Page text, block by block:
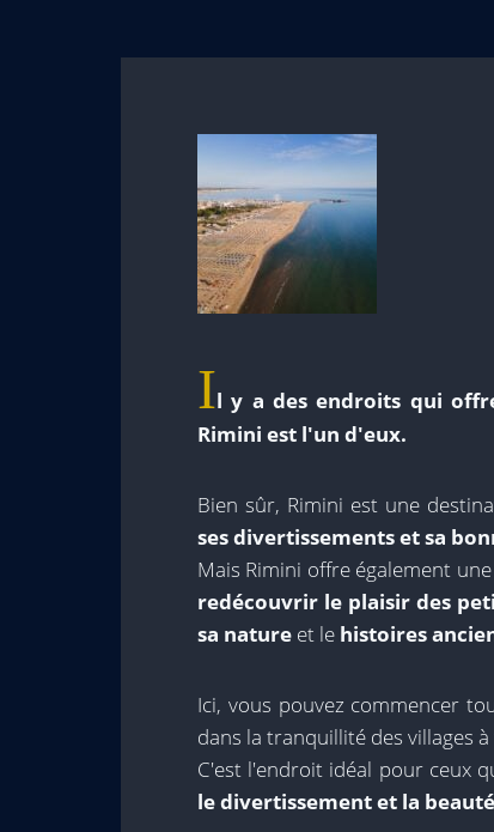
Il y a des endroits qui
Rimini est l'un d'eux.
Bien sûr, Rimini est une
ses divertissements et sa
Mais Rimini offre également
redécouvrir le plaisir des
sa nature et le histoires
Ici, vous pouvez commencer
dans la tranquillité des villages
C'est l'endroit idéal pour ceux
le divertissement et la